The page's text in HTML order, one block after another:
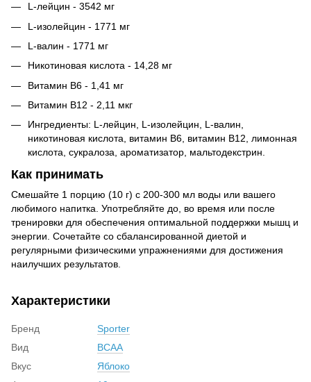
L-лейцин - 3542 мг
L-изолейцин - 1771 мг
L-валин - 1771 мг
Никотиновая кислота - 14,28 мг
Витамин В6 - 1,41 мг
Витамин В12 - 2,11 мкг
Ингредиенты: L-лейцин, L-изолейцин, L-валин,
никотиновая кислота, витамин В6, витамин В12, лимонная
кислота, сукралоза, ароматизатор, мальтодекстрин.
Как принимать
Смешайте 1 порцию (10 г) с 200-300 мл воды или вашего
любимого напитка. Употребляйте до, во время или после
тренировки для обеспечения оптимальной поддержки мышц и
энергии. Сочетайте со сбалансированной диетой и
регулярными физическими упражнениями для достижения
наилучших результатов.
Характеристики
Бренд
Sporter
Вид
BCAA
Вкус
Яблоко